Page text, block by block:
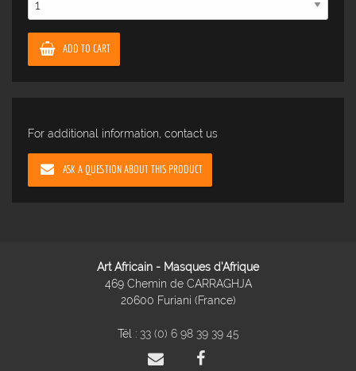
ADD TO CART
For additional information, contact us
ASK A QUESTION ABOUT THIS PRODUCT
Art Africain - Masques d'Afrique
469 Chemin de CARRAGHJA
20600 Furiani (France)
Tél : 33 (0) 6 98 39 39 45